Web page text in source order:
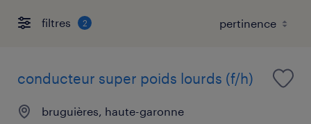
filtres 2
conducteur super poids lourds (f/h)
bruguières, haute-garonne